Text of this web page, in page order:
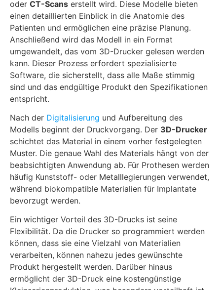
oder CT-Scans erstellt wird. Diese Modelle bieten
einen detaillierten Einblick in die Anatomie des
Patienten und ermöglichen eine präzise Planung.
Anschließend wird das Modell in ein Format
umgewandelt, das vom 3D-Drucker gelesen werden
kann. Dieser Prozess erfordert spezialisierte
Software, die sicherstellt, dass alle Maße stimmig
sind und das endgültige Produkt den Spezifikationen
entspricht.
Nach der Digitalisierung und Aufbereitung des
Modells beginnt der Druckvorgang. Der 3D-Drucker
schichtet das Material in einem vorher festgelegten
Muster. Die genaue Wahl des Materials hängt von der
beabsichtigten Anwendung ab. Für Prothesen werden
häufig Kunststoff- oder Metalllegierungen verwendet,
während biokompatible Materialien für Implantate
bevorzugt werden.
Ein wichtiger Vorteil des 3D-Drucks ist seine
Flexibilität. Da die Drucker so programmiert werden
können, dass sie eine Vielzahl von Materialien
verarbeiten, können nahezu jedes gewünschte
Produkt hergestellt werden. Darüber hinaus
ermöglicht der 3D-Druck eine kostengünstige